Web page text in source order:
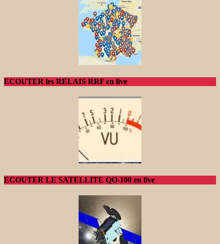
ECOUTER les RELAIS RRF en live
ECOUTER LE SATELLITE QO-100 en live